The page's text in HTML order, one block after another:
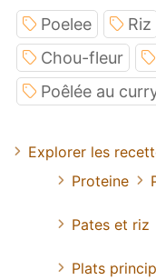
Poelee Riz
Chou-fleur
Poêlée au
Explorer les
Proteine
Pates et riz
Plats